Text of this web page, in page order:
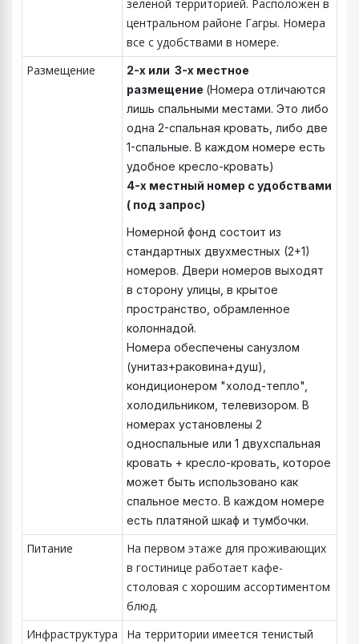
зеленой территорией. Расположен в
центральном районе Гагры. Номера
все с удобствами в номере.
Размещение
2-х или 3-х местное
размещение (Номера отличаются
лишь спальными местами. Это либо
одна 2-спальная кровать, либо две
1-спальные. В каждом номере есть
удобное кресло-кровать)
4-х местный номер с удобствами
( под запрос)
Номерной фонд состоит из
стандартных двухместных (2+1)
номеров. Двери номеров выходят
в сторону улицы, в крытое
пространство, обрамленное
колоннадой.
Номера обеспечены санузлом
(унитаз+раковина+душ),
кондиционером "холод-тепло",
холодильником, телевизором. В
номерах установлены 2
односпальные или 1 двухспальная
кровать + кресло-кровать, которое
может быть использовано как
спальное место. В каждом номере
есть платяной шкаф и тумбочки.
Питание
На первом этаже для проживающих
в гостинице работает кафе-
столовая с хорошим ассортиментом
блюд.
Инфраструктура
На территории имеется тенистый